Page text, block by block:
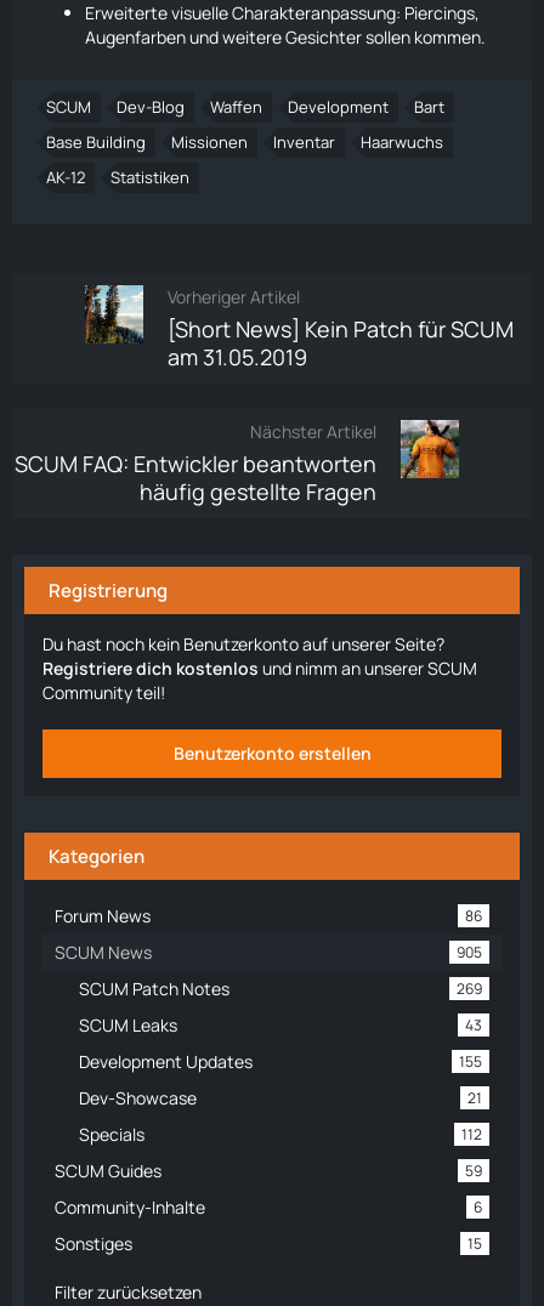
Erweiterte visuelle Charakteranpassung: Piercings,
Augenfarben und weitere Gesichter sollen kommen.
SCUM Dev-Blog Waffen Development
Bart
Base Building
Missionen Inventar
Haarwuchs
AK-12
Statistiken
Vorheriger Artikel
[Short News] Kein Patch für SCUM
am 31.05.2019
Nächster Artikel
SCUM FAQ: Entwickler beantworten
häufig gestellte Fragen
Registrierung
Du hast noch kein Benutzerkonto auf unserer Seite?
Registriere dich kostenlos und nimm an unserer SCUM
Community teil!
Benutzerkonto erstellen
Kategorien
Forum News 86
SCUM News 905
SCUM Patch Notes 269
SCUM Leaks 43
Development Updates 155
Dev-Showcase 21
Specials 112
SCUM Guides 59
Community-Inhalte 6
Sonstiges 15
Filter zurücksetzen